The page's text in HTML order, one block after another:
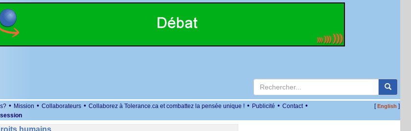
• Mission • Collaborateurs • Collaborez à Tolerance.ca et combattez la pensée unique ! • Publicité • Contact • [English ]
humains